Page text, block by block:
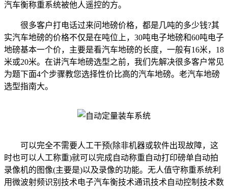
汽车衡称重系统被他人遥控的方。
很多客户打电话过来问地磅价格，都是几吨的多少钱?其
实汽车地磅的价格不仅是在吨位上，30吨电子地磅和60吨电子
地磅基本一个价，主要是看汽车地磅的长度，一般有16米，18
米或20米。在讲汽车地磅选型之前，我们先解决很多客户常见
为题下面4个步骤教您选择性价比高的汽车地磅。老汽车地磅
选型指南大。
可以完全不需要人工干预(除非机器或软件出现故障，这
时也可以人工称重)就可以完成自动称重自动打印磅单自动拍
录像机的图像(主要是)以及录像的功能。无人值守称重系统利
用微波射频识别技术电子汽车衡技术通讯技术自动控制技术数